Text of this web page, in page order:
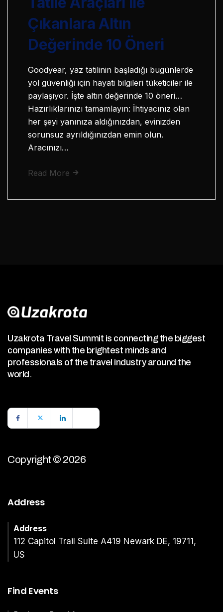
Çıkanlara Altın
Değerinde 10 Öneri
Goodyear, yaz tatilinin başladığı bugünlerde
yol güvenliği için hayati bilgileri tüketiciler ile
paylaşıyor. İşte altın değerinde 10 öneri…
Hazırlıklarınızı tamamlayın: İhtiyacınız olan
her şeyi yanınıza aldığınızdan, evinizden
sorunsuz ayrıldığınızdan emin olun.
Aracınızı…
Read More
Uzakrota Travel Summit is connecting the biggest
companies with the brightest minds and
professionals of the travel industry around the
world.
Copyright © 2026
Address
Address
112 Capitol Trail Suite A419 Newark DE, 19711,
US
Find Events